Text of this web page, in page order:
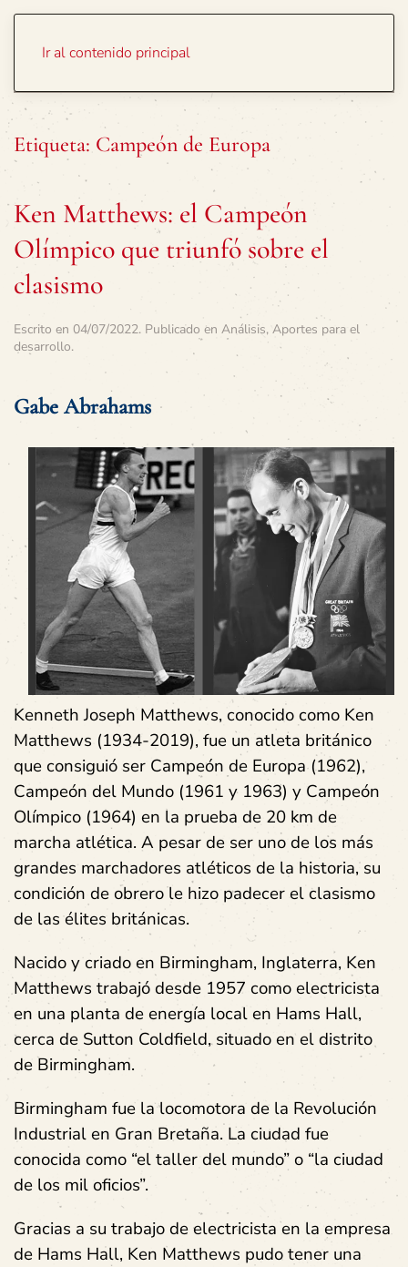
Ir al contenido principal
Etiqueta: Campeón de Europa
Ken Matthews: el Campeón
Olímpico que triunfó sobre el
clasismo
Escrito en 04/07/2022. Publicado en Análisis, Aportes para el
desarrollo.
Gabe Abrahams
Kenneth Joseph Matthews, conocido como Ken
Matthews (1934-2019), fue un atleta británico
que consiguió ser Campeón de Europa (1962),
Campeón del Mundo (1961 y 1963) y Campeón
Olímpico (1964) en la prueba de 20 km de
marcha atlética. A pesar de ser uno de los más
grandes marchadores atléticos de la historia, su
condición de obrero le hizo padecer el clasismo
de las élites británicas.
Nacido y criado en Birmingham, Inglaterra, Ken
Matthews trabajó desde 1957 como electricista
en una planta de energía local en Hams Hall,
cerca de Sutton Coldfield, situado en el distrito
de Birmingham.
Birmingham fue la locomotora de la Revolución
Industrial en Gran Bretaña. La ciudad fue
conocida como “el taller del mundo” o “la ciudad
de los mil oficios”.
Gracias a su trabajo de electricista en la empresa
de Hams Hall, Ken Matthews pudo tener una